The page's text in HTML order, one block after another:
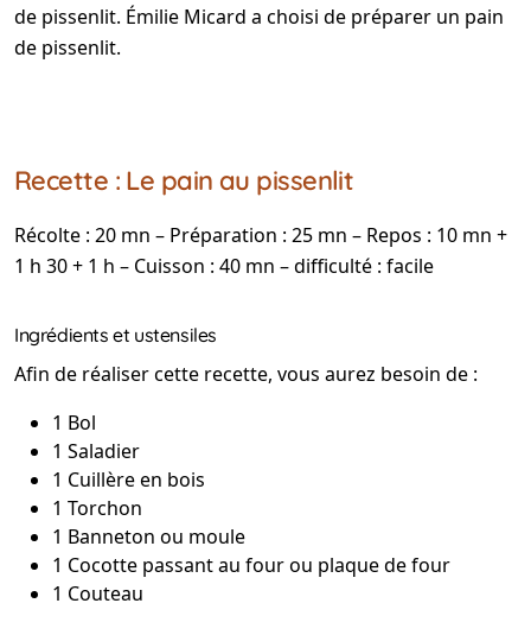
de pissenlit. Émilie Micard a choisi de préparer un pain
de pissenlit.
Recette : Le pain au pissenlit
Récolte : 20 mn – Préparation : 25 mn – Repos : 10 mn +
1 h 30 + 1 h – Cuisson : 40 mn – difficulté : facile
Ingrédients et ustensiles
Afin de réaliser cette recette, vous aurez besoin de :
1 Bol
1 Saladier
1 Cuillère en bois
1 Torchon
1 Banneton ou moule
1 Cocotte passant au four ou plaque de four
1 Couteau